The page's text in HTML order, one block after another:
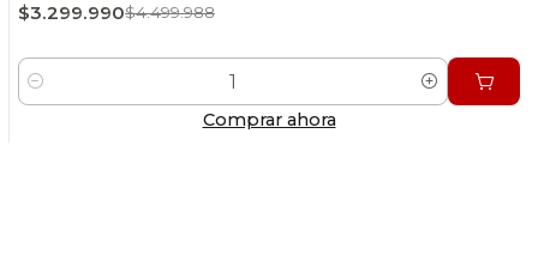
$3.299.990$4.499.988
Cantidad
Comprar ahora